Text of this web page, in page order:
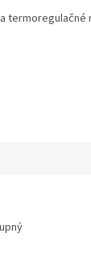
termoregulačné